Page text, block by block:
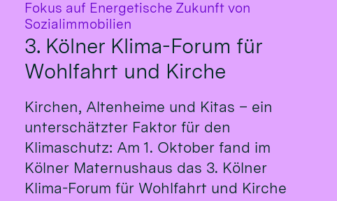
Fokus auf Energetische Zukunft von
Sozialimmobilien
3. Kölner Klima-Forum für
Wohlfahrt und Kirche
Kirchen, Altenheime und Kitas – ein
unterschätzter Faktor für den
Klimaschutz: Am 1. Oktober fand im
Kölner Maternushaus das 3. Kölner
Klima-Forum für Wohlfahrt und Kirche